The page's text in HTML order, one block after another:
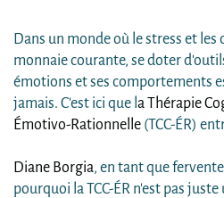
Dans un monde où le stress et
monnaie courante, se doter
émotions et ses comportements
jamais. C'est ici que l a Thérapie
Émotivo-Rationnelle (TCC-ÉR)
Diane Borgia, en tant que
pourquoi la TCC-ÉR n'est pas